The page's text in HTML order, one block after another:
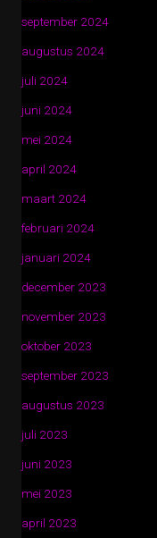
september 2024
augustus 2024
juli 2024
juni 2024
mei 2024
april 2024
maart 2024
februari 2024
januari 2024
december 2023
november 2023
oktober 2023
september 2023
augustus 2023
juli 2023
juni 2023
mei 2023
april 2023